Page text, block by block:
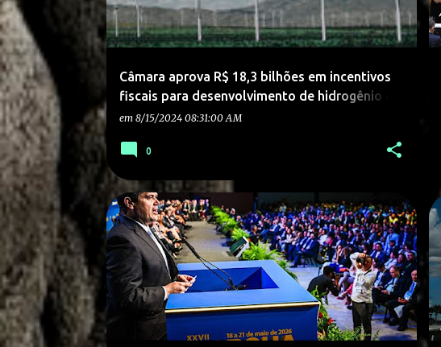
Câmara aprova R$ 18,3 bilhões em incentivos
fiscais para desenvolvimento de hidrogênio de
baixa emissão de carbono.
em 8/15/2024 08:31:00 AM
0